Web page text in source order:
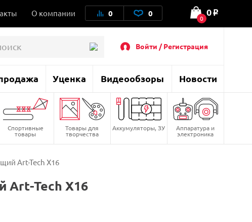
О компании 0 0 0
0 o
Войти / Регистрация
Уценка Видеообзоры Новости
Спортивные
товары
Товары для
творчества
Аккумуляторы, ЗУ Аппаратура и
электроника
Art-Tech X16
Art-Tech X16